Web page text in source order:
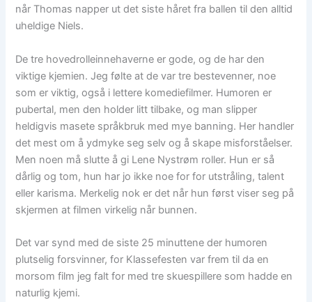
når Thomas napper ut det siste håret fra ballen til den alltid
uheldige Niels.
De tre hovedrolleinnehaverne er gode, og de har den
viktige kjemien. Jeg følte at de var tre bestevenner, noe
som er viktig, også i lettere komediefilmer. Humoren er
pubertal, men den holder litt tilbake, og man slipper
heldigvis masete språkbruk med mye banning. Her handler
det mest om å ydmyke seg selv og å skape misforståelser.
Men noen må slutte å gi Lene Nystrøm roller. Hun er så
dårlig og tom, hun har jo ikke noe for for utstråling, talent
eller karisma. Merkelig nok er det når hun først viser seg på
skjermen at filmen virkelig når bunnen.
Det var synd med de siste 25 minuttene der humoren
plutselig forsvinner, for Klassefesten var frem til da en
morsom film jeg falt for med tre skuespillere som hadde en
naturlig kjemi.